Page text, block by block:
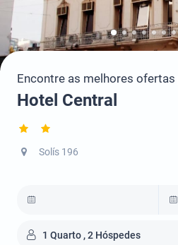
Encontre as melhores ofertas
Hotel Central
Solís 196
1 Quarto , 2 Hóspedes